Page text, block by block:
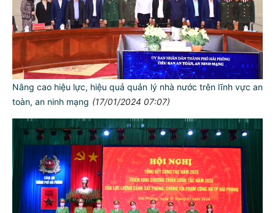
Nâng cao hiệu lực, hiệu quả quản lý nhà nước trên lĩnh vực an
toàn, an ninh mạng (17/01/2024 07:07)